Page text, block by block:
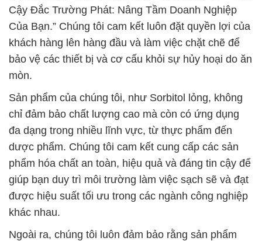
Cậy Đắc Trường Phát: Nâng Tầm Doanh Nghiệp
Của Bạn.” Chúng tôi cam kết luôn đặt quyền lợi của
khách hàng lên hàng đầu và làm việc chặt chẽ để
bảo vệ các thiết bị và cơ cấu khỏi sự hủy hoại do ăn
mòn.
Sản phẩm của chúng tôi, như Sorbitol lỏng, không
chỉ đảm bảo chất lượng cao mà còn có ứng dụng
đa dạng trong nhiều lĩnh vực, từ thực phẩm đến
dược phẩm. Chúng tôi cam kết cung cấp các sản
phẩm hóa chất an toàn, hiệu quả và đáng tin cậy để
giúp bạn duy trì môi trường làm việc sạch sẽ và đạt
được hiệu suất tối ưu trong các ngành công nghiệp
khác nhau.
Ngoài ra, chúng tôi luôn đảm bảo rằng sản phẩm